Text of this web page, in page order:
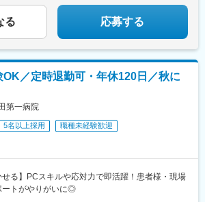
る 応募する
OK／定時退勤可・年休120日／秋に
第一病院
5名以上採用
職種未経験歓迎
せる】PCスキルや応対力で即活躍！患者様・現場
ートがやりがいに◎